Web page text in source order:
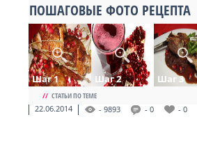
ПОШАГОВЫЕ ФОТО РЕЦЕПТА
Шаг 1 Шаг 2 Шаг 3
// СТАТЬИ ПО ТЕМЕ
22.06.2014 - 9893 - 0 - 0